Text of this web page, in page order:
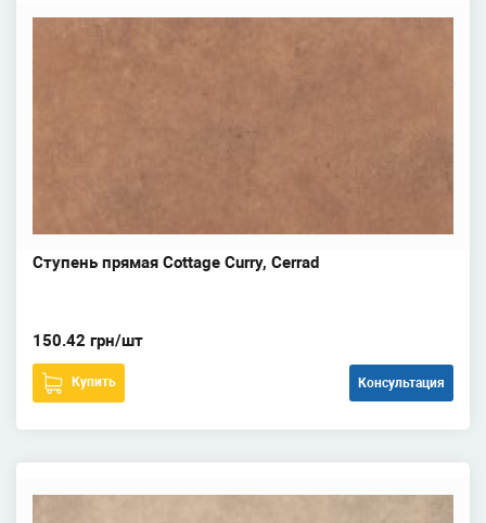
Ступень прямая Cottage Curry, Cerrad
150.42 грн/шт
Купить Консультация